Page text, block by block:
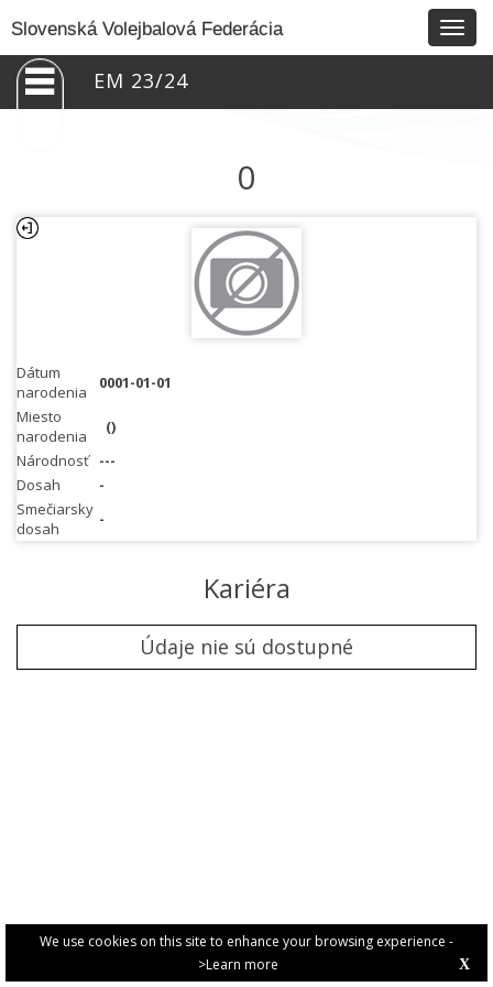
We use cookies on this site to enhance your browsing experience -
>Learn more
X
Slovenská Volejbalová Federácia
EM 23/24
0
Dátum
narodenia
0001-01-01
Miesto
narodenia
()
Národnosť ---
Dosah
-
Smečiarsky
dosah
-
Kariéra
Údaje nie sú dostupné